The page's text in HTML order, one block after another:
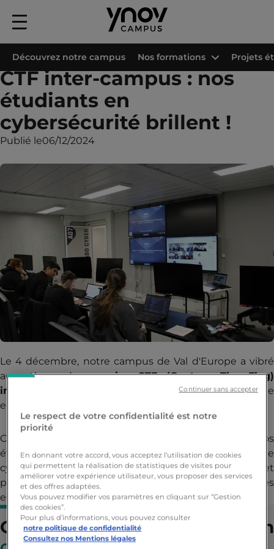
Menu
principal
CTF inter-campus : nos
étudiants en
cybersécurité brillent !
Publié le06/12/2024
Découvrez notre campus Nos formations Projets
Le 4 décembre, notre campus de Val d'Europe a vibré
au rythme dupremier CTF (Capture The Flag)
intercampus
de l’année, organisé parOXYHACK, une
entreprise fondée par nos talentueux alumni.
Cette journée intense et enrichissante a permis à nos
étudiants de se mesurer à d'autres passionnés de
cybersécurité dans un cadre compétitif et
pédagogique, tout en développant des compétences
essentielles à leur future carrière.
Qu'est-ce qu'un CTF en
Le respect de votre confidentialité est notre
priorité
En donnant votre accord, vous acceptez l’utilisation de cookies
qui permettent la réalisation de statistiques de visites pour
améliorer votre expérience utilisateur, vous proposer des services
et des offres adaptées.
Vous pouvez modifier vos paramètres en cliquant sur “Gestion
des cookies”.
Pour plus d’informations, vous pouvez consulter
notre politique de confidentialité
Consultez nos Mentions légales
Continuer sans accepter